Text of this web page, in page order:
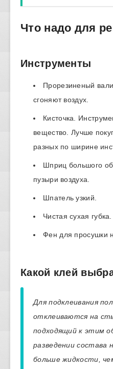
Что надо для
Инструменты
Прорезиненый
сгоняют воздух.
Кисточка.
вещество. Лучше
разных по ширине
Шприц большого
пузыри воздуха.
Шпатель узкий.
Чистая сухая губка.
Фен для просушки
Какой клей
Для подклеивания
отклеиваются на
подходящий к этим
разведении состава
больше жидкости,